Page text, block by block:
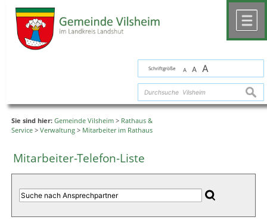
Schriftgröße A A A
Sie sind hier: Gemeinde Vilsheim > Rathaus &
Service > Verwaltung > Mitarbeiter im Rathaus
Mitarbeiter-Telefon-Liste